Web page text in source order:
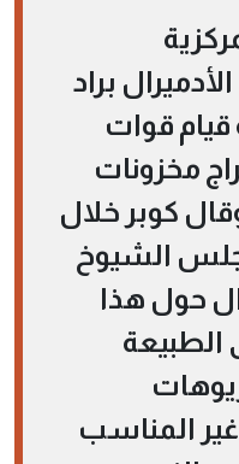
براد
قيام قوات
مخزونات
كوبر خلال
الشيوخ
حول هذا
الطبيعة
غير المناسب